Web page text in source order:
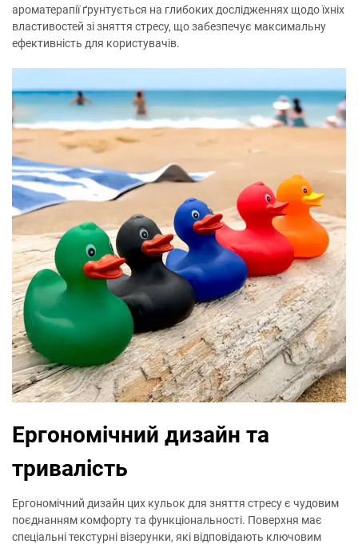
ароматерапії ґрунтується на глибоких дослідженнях щодо їхніх
властивостей зі зняття стресу, що забезпечує максимальну
ефективність для користувачів.
Ергономічний дизайн та
тривалість
Ергономічний дизайн цих кульок для зняття стресу є чудовим
поєднанням комфорту та функціональності. Поверхня має
спеціальні текстурні візерунки, які відповідають ключовим